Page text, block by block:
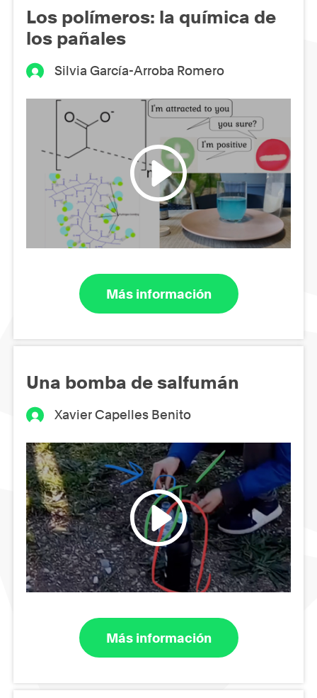
Los polímeros: la química de
los pañales
Silvia García-Arroba Romero
Más información
Una bomba de salfumán
Xavier Capelles Benito
Más información